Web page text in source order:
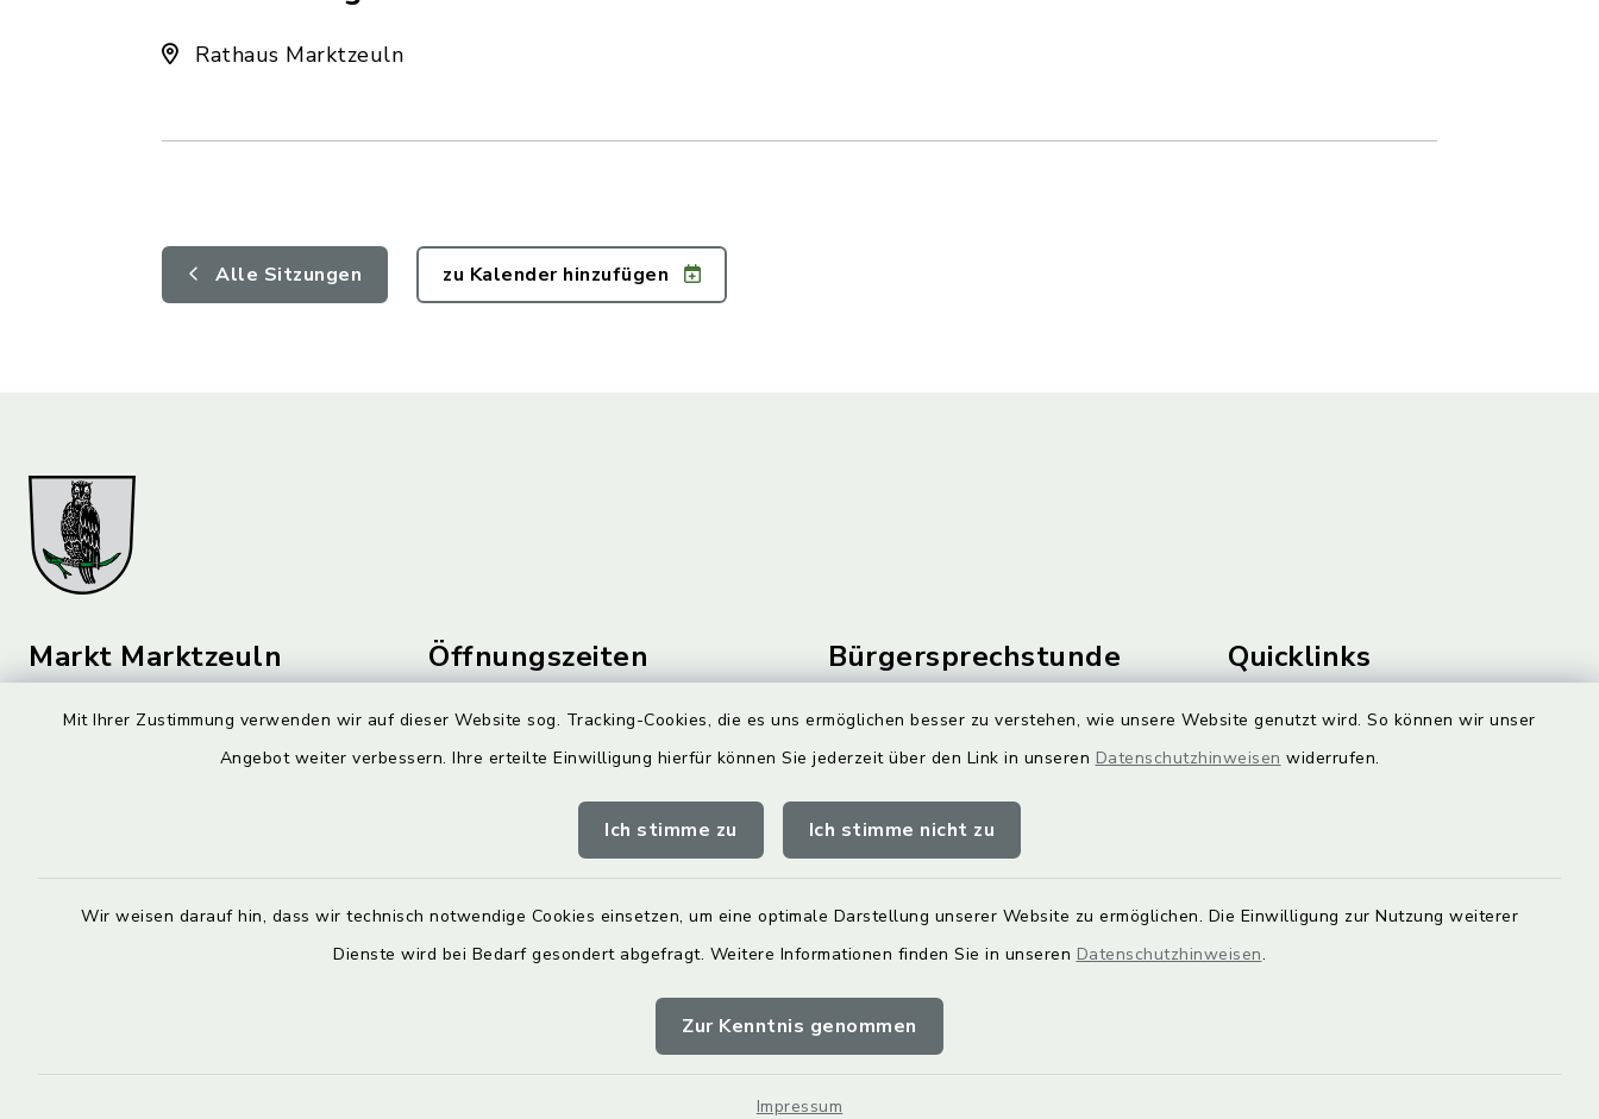
Mit Ihrer Zustimmung verwenden wir auf dieser Website sog. Tracking-Cookies, die es uns ermöglichen besser zu verstehen, wie unsere Website genutzt wird. So können wir unser
Angebot weiter verbessern. Ihre erteilte Einwilligung hierfür können Sie jederzeit über den Link in unseren Datenschutzhinweisen widerrufen.
Ich stimme zu Ich stimme nicht zu
Wir weisen darauf hin, dass wir technisch notwendige Cookies einsetzen, um eine optimale Darstellung unserer Website zu ermöglichen. Die Einwilligung zur Nutzung weiterer
Dienste wird bei Bedarf gesondert abgefragt. Weitere Informationen finden Sie in unseren Datenschutzhinweisen.
Zur Kenntnis genommen
Impressum
Rathaus Marktzeuln
Alle Sitzungen zu Kalender hinzufügen
Markt Marktzeuln
Am Flecken 29
Öffnungszeiten
Montag bis Freitag:
08:00-12:00 Uhr
Donnerstag zusätzlich:
14:00-18:00 Uhr
Wir stehen auch außerhalb der
allgemeinen Öffnungszeiten gerne zur
Verfügung.
Bitte vereinbaren Sie einen
persönlichen Gesprächstermin.
Bürgersprechstunde
Sprechstunde:
Diese findet nach Vereinbarung statt.
Weitere Informationen finden Sie hier.
Quicklinks
Landkreis Lichtenfels
Obermain Jura